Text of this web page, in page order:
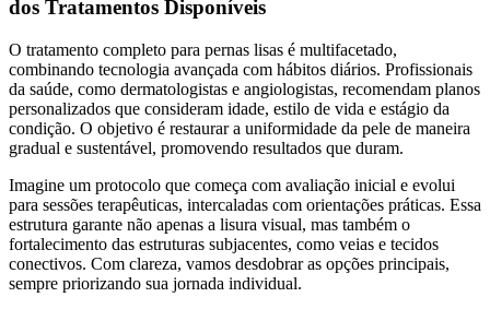
dos Tratamentos Disponíveis
O tratamento completo para pernas lisas é multifacetado,
combinando tecnologia avançada com hábitos diários. Profissionais
da saúde, como dermatologistas e angiologistas, recomendam planos
personalizados que consideram idade, estilo de vida e estágio da
condição. O objetivo é restaurar a uniformidade da pele de maneira
gradual e sustentável, promovendo resultados que duram.
Imagine um protocolo que começa com avaliação inicial e evolui
para sessões terapêuticas, intercaladas com orientações práticas. Essa
estrutura garante não apenas a lisura visual, mas também o
fortalecimento das estruturas subjacentes, como veias e tecidos
conectivos. Com clareza, vamos desdobrar as opções principais,
sempre priorizando sua jornada individual.